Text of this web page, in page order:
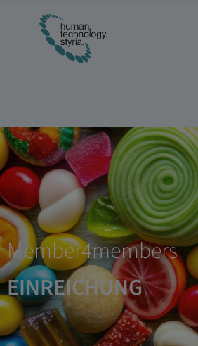
Member4members
EINREICHUNG